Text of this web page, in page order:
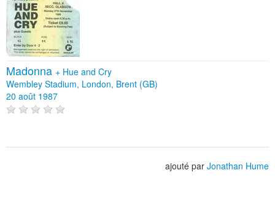
Madonna + Hue and Cry
Wembley Stadium, London, Brent (GB)
20 août 1987
ajouté par Jonathan Hume